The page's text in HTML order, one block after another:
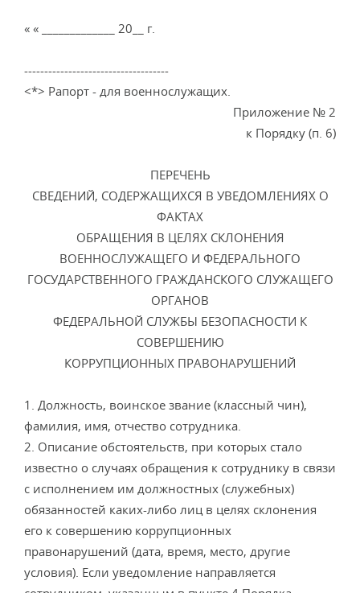
« « _____________ 20__ г.
------------------------------------
<*> Рапорт - для военнослужащих.
Приложение № 2
к Порядку (п. 6)
ПЕРЕЧЕНЬ
СВЕДЕНИЙ, СОДЕРЖАЩИХСЯ В УВЕДОМЛЕНИЯХ О
ФАКТАХ
ОБРАЩЕНИЯ В ЦЕЛЯХ СКЛОНЕНИЯ
ВОЕННОСЛУЖАЩЕГО И ФЕДЕРАЛЬНОГО
ГОСУДАРСТВЕННОГО ГРАЖДАНСКОГО СЛУЖАЩЕГО
ОРГАНОВ
ФЕДЕРАЛЬНОЙ СЛУЖБЫ БЕЗОПАСНОСТИ К
СОВЕРШЕНИЮ
КОРРУПЦИОННЫХ ПРАВОНАРУШЕНИЙ
1. Должность, воинское звание (классный чин),
фамилия, имя, отчество сотрудника.
2. Описание обстоятельств, при которых стало
известно о случаях обращения к сотруднику в связи
с исполнением им должностных (служебных)
обязанностей каких-либо лиц в целях склонения
его к совершению коррупционных
правонарушений (дата, время, место, другие
условия). Если уведомление направляется